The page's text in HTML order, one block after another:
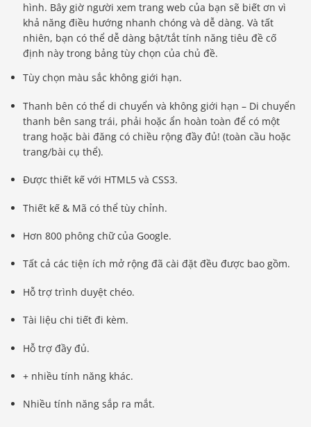
hình. Bây giờ người xem trang web của bạn sẽ biết ơn vì
khả năng điều hướng nhanh chóng và dễ dàng. Và tất
nhiên, bạn có thể dễ dàng bật/tắt tính năng tiêu đề cố
định này trong bảng tùy chọn của chủ đề.
Tùy chọn màu sắc không giới hạn.
Thanh bên có thể di chuyển và không giới hạn – Di chuyển
thanh bên sang trái, phải hoặc ẩn hoàn toàn để có một
trang hoặc bài đăng có chiều rộng đầy đủ! (toàn cầu hoặc
trang/bài cụ thể).
Được thiết kế với HTML5 và CSS3.
Thiết kế & Mã có thể tùy chỉnh.
Hơn 800 phông chữ của Google.
Tất cả các tiện ích mở rộng đã cài đặt đều được bao gồm.
Hỗ trợ trình duyệt chéo.
Tài liệu chi tiết đi kèm.
Hỗ trợ đầy đủ.
+ nhiều tính năng khác.
Nhiều tính năng sắp ra mắt.